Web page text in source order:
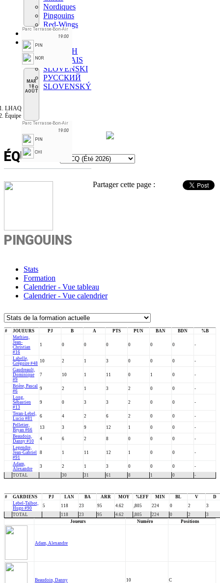
Parc Terrasse-Bon-Air
19:00
PIN
NOR
MAR
18
AOÛT
Parc Terrasse-Bon-Air
19:00
PIN
CHI
Nordiques
Pingouins
Red-Wings
Forum
FR
ENGLISH
FRANÇAIS
SLOVENSKI
РУССКИЙ
SLOVENSKÝ
LHAQ
Équipe
ÉQUIPE
Partager cette page :
PINGOUINS
Stats
Formation
Calendrier - Vue tableau
Calendrier - Vue calendrier
# JOUEURS PJ B A PTS PUN BAN BDN
%B
Mathieu,
Jean-
Christian
#16
1 0 0 0 0 0 0 -
Labelle,
Grégoire #48 10 2 1 3 0 0 0
-
Gaudreault,
Dominique
#9
7 10 1 11 0 1 0 -
Brière, Pascal
#6
9 2 1 3 2 0 0
-
Long,
Sébastien
#13
9 0 3 3 2 0 0 -
Teran-Lebel,
Lucio #81
6 4 2 6 2 0 0
-
Pelletier,
Bryan #66
13 3 9 12 1 0 0
-
Beaudoin,
Danny #10
4 6 2 8 0 0 0
-
Legendre,
Jean-Gabriel
#91
8 1 11 12 1 0 0 -
Adam,
Alexandre
3 2 1 3 0 0 0
-
TOTAL
30 31 61 8 1 0 -
# GARDIENS PJ LAN BA ARR MOY %EFF MIN BL V
D
Lebel-Talbot,
Hugo #90
5 118 23 95 4.62 ,805 224 0 2
3
TOTAL
118 23 95 4.62 ,805 224 0 2
3
Joueurs
Numéro Positions
Adam, Alexandre
Beaudoin, Danny 10 C